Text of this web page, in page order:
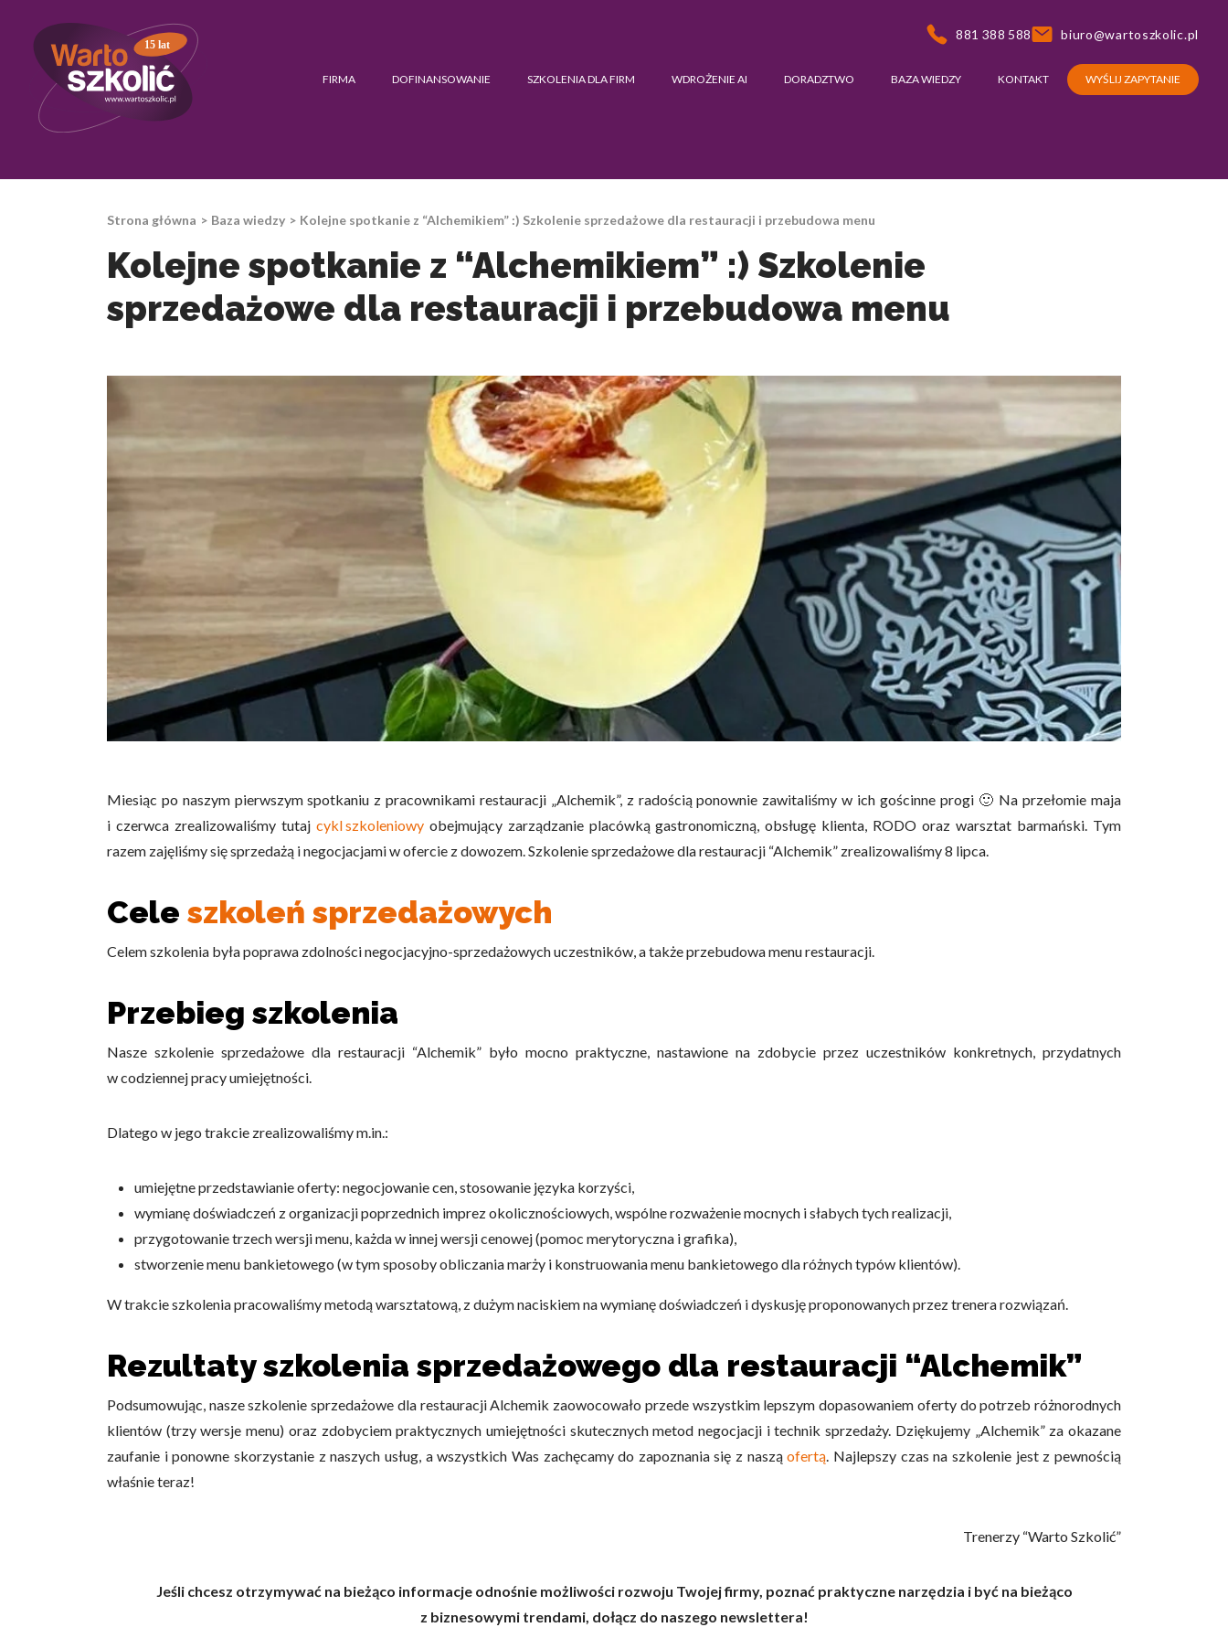
15 lat
881 388 588 biuro@wartoszkolic.pl
FIRMA DOFINANSOWANIE SZKOLENIA DLA FIRM WDROŻENIE AI DORADZTWO BAZA WIEDZY KONTAKT WYŚLIJ ZAPYTANIE
Strona główna Baza wiedzy Kolejne spotkanie z “Alchemikiem” :) Szkolenie sprzedażowe dla restauracji i przebudowa menu
Kolejne spotkanie z “Alchemikiem” :) Szkolenie
sprzedażowe dla restauracji i przebudowa menu
Miesiąc po naszym pierwszym spotkaniu z pracownikami restauracji „Alchemik”, z radością ponownie zawitaliśmy w ich gościnne progi 🙂 Na przełomie maja
i czerwca zrealizowaliśmy tutaj cykl szkoleniowyobejmujący zarządzanie placówką gastronomiczną, obsługę klienta, RODO oraz warsztat barmański. Tym
razem zajęliśmy się sprzedażą i negocjacjami w ofercie z dowozem. Szkolenie sprzedażowe dla restauracji “Alchemik” zrealizowaliśmy 8 lipca.
Cele szkoleń sprzedażowych
Celem szkolenia była poprawa zdolności negocjacyjno-sprzedażowych uczestników, a także przebudowa menu restauracji.
Przebieg szkolenia
Nasze szkolenie sprzedażowe dla restauracji “Alchemik” było mocno praktyczne, nastawione na zdobycie przez uczestników konkretnych, przydatnych
w codziennej pracy umiejętności.
Dlatego w jego trakcie zrealizowaliśmy m.in.:
umiejętne przedstawianie oferty: negocjowanie cen,stosowanie języka korzyści,
wymianę doświadczeń z organizacji poprzednich imprez okolicznościowych,wspólne rozważenie mocnych i słabych tych realizacji,
przygotowanie trzech wersji menu, każda w innej wersji cenowej (pomoc merytoryczna i grafika),
stworzenie menu bankietowego (w tymsposoby obliczania marży i konstruowania menu bankietowego dla różnych typów klientów).
W trakcie szkolenia pracowaliśmy metodą warsztatową, z dużym naciskiem na wymianę doświadczeń i dyskusję proponowanych przez trenera rozwiązań.
Rezultaty szkolenia sprzedażowego dla restauracji “Alchemik”
Podsumowując, nasze szkolenie sprzedażowe dla restauracji Alchemik zaowocowało przede wszystkim lepszymdopasowaniem oferty do potrzeb różnorodnych
klientów (trzy wersje menu) oraz zdobyciem praktycznych umiejętności skutecznych metod negocjacji i technik sprzedaży. Dziękujemy „Alchemik”za okazane
zaufanie i ponowne skorzystanie z naszych usług, a wszystkich Was zachęcamy do zapoznania się z nasząofertą. Najlepszy czas na szkolenie jest z pewnością
właśnie teraz!
Trenerzy “Warto Szkolić”
Jeśli chcesz otrzymywać na bieżąco informacje odnośnie możliwości rozwoju Twojej firmy, poznać praktyczne narzędzia i być na bieżąco
z biznesowymi trendami, dołącz do naszego newslettera!